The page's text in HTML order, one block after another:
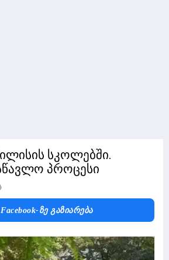
სკოლებში.
პროცესი
Facebook-Ზე Გაზიარება